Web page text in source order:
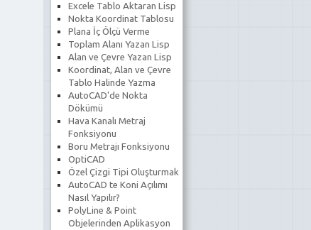
Excele Tablo Aktaran Lisp
Nokta Koordinat Tablosu
Plana İç Ölçü Verme
Toplam Alanı Yazan Lisp
Alan ve Çevre Yazan Lisp
Koordinat, Alan ve Çevre
Tablo Halinde Yazma
AutoCAD'de Nokta
Dökümü
Hava Kanalı Metraj
Fonksiyonu
Boru Metrajı Fonksiyonu
OptiCAD
Özel Çizgi Tipi Oluşturmak
AutoCAD te Koni Açılımı
Nasıl Yapılır?
PolyLine & Point
Objelerinden Aplikasyon